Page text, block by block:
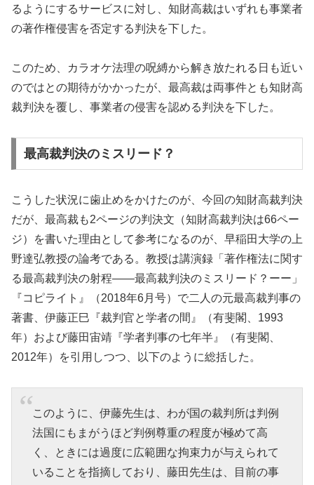
るようにするサービスに対し、知財高裁はいずれも事業者
の著作権侵害を否定する判決を下した。
このため、カラオケ法理の呪縛から解き放たれる日も近い
のではとの期待がかかったが、最高裁は両事件とも知財高
裁判決を覆し、事業者の侵害を認める判決を下した。
最高裁判決のミスリード？
こうした状況に歯止めをかけたのが、今回の知財高裁判決
だが、最高裁も2ページの判決文（知財高裁判決は66ペー
ジ）を書いた理由として参考になるのが、早稲田大学の上
野達弘教授の論考である。教授は講演録「著作権法に関す
る最高裁判決の射程――最高裁判決のミスリード？ーー」
『コピライト』（2018年6月号）で二人の元最高裁判事の
著書、伊藤正巳『裁判官と学者の間』（有斐閣、1993
年）および藤田宙靖『学者判事の七年半』（有斐閣、
2012年）を引用しつつ、以下のように総括した。
このように、伊藤先生は、わが国の裁判所は判例
法国にもまがうほど判例尊重の程度が極めて高
く、ときには過度に広範囲な拘束力が与えられて
いることを指摘しており、藤田先生は、目前の事